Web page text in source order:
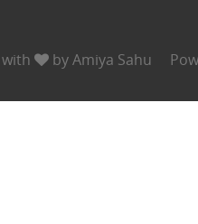
with byAmiya Sahu